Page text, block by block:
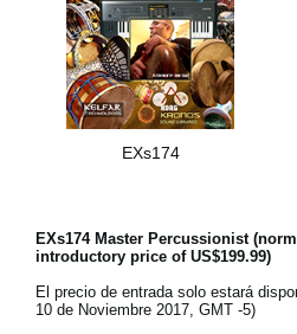
EXs174
EXs174 Master Percussionist
introductory price of US$199.99)
El precio de entrada solo estará
10 de Noviembre 2017, GMT -5)